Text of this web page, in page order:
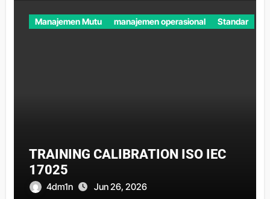
Manajemen Mutu manajemen operasional Standar
TRAINING CALIBRATION ISO IEC
17025
4dm1n Jun 26, 2026